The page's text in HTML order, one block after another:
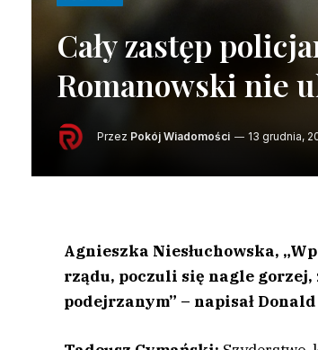
Cały zastęp
Romanowski nie
Przez Pokój Wiadomości 13 grudnia,
Agnieszka Niesłuchowska,
rządu, poczuli się nagle
podejrzanym” – napisał